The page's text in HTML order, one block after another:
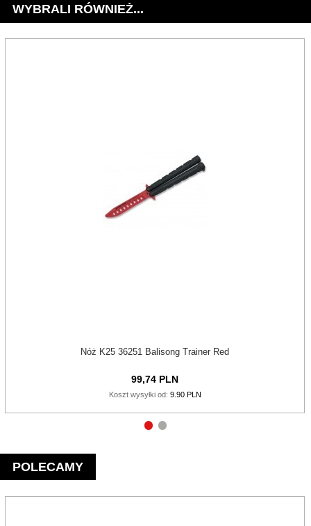
WYBRALI RÓWNIEŻ...
Nóż K25 36251 Balisong Trainer Red
99,74 PLN
Koszt wysyłki od: 9.90 PLN
POLECAMY